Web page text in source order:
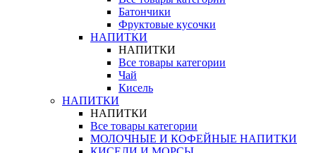
Батончики
Фруктовые кусочки
НАПИТКИ
НАПИТКИ
Все товары категории
Чай
Кисель
НАПИТКИ
НАПИТКИ
Все товары категории
МОЛОЧНЫЕ И КОФЕЙНЫЕ НАПИТКИ